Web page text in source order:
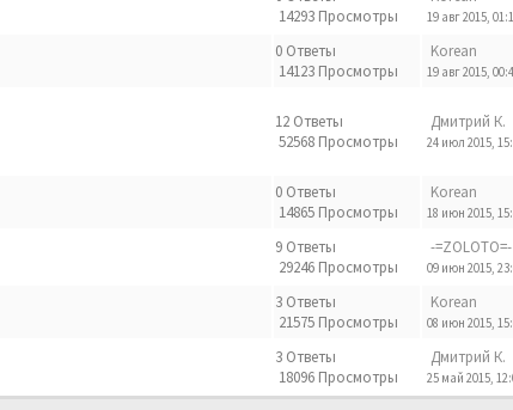
14293 Просмотры
19 авг 2015,
0 Ответы
14123 Просмотры
Korean
19 авг 2015,
12 Ответы
52568 Просмотры
Дмитрий К.
24 июл 2015,
0 Ответы
14865 Просмотры
Korean
18 июн 2015,
9 Ответы
29246 Просмотры
-=ZOLOTO=-
09 июн 2015,
3 Ответы
21575 Просмотры
Korean
08 июн 2015,
3 Ответы
18096 Просмотры
Дмитрий К.
25 май 2015,